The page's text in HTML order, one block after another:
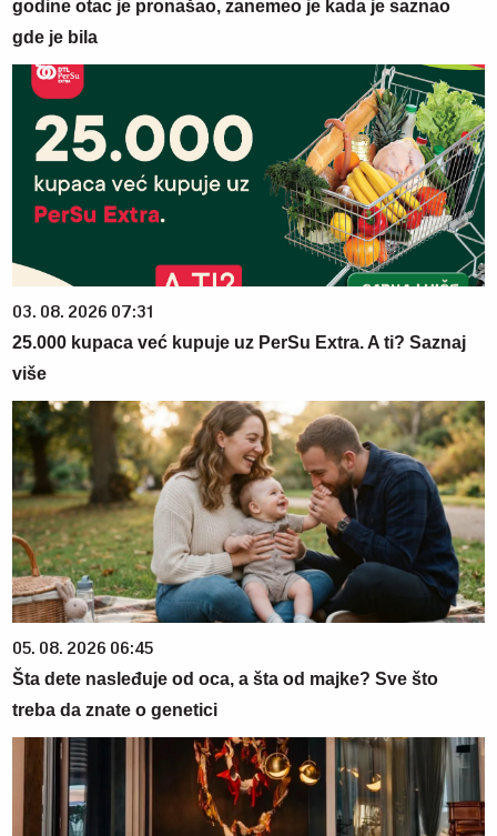
godine otac je pronašao, zanemeo je kada je saznao
gde je bila
03. 08. 2026 07:31
25.000 kupaca već kupuje uz PerSu Extra. A ti? Saznaj
više
05. 08. 2026 06:45
Šta dete nasleđuje od oca, a šta od majke? Sve što
treba da znate o genetici